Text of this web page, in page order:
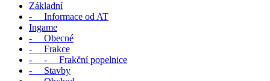
Základní
- Informace od AT
Ingame
- Obecné
- Frakce
- - Frakční popelnice
- Stavby